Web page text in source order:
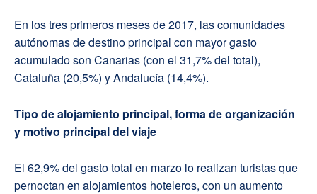
En los tres primeros meses de 2017, las comunidades
autónomas de destino principal con mayor gasto
acumulado son Canarias (con el 31,7% del total),
Cataluña (20,5%) y Andalucía (14,4%).
Tipo de alojamiento principal, forma de organización
y motivo principal del viaje
El 62,9% del gasto total en marzo lo realizan turistas que
pernoctan en alojamientos hoteleros, con un aumento